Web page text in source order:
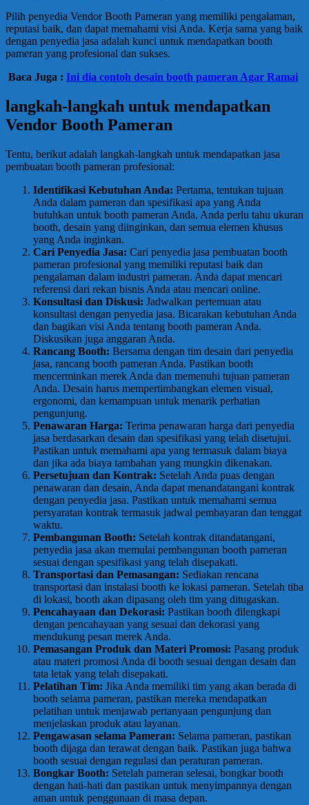
Pilih penyedia Vendor Booth Pameran yang memiliki pengalaman,
reputasi baik, dan dapat memahami visi Anda. Kerja sama yang baik
dengan penyedia jasa adalah kunci untuk mendapatkan booth
pameran yang profesional dan sukses.
Baca Juga : Ini dia contoh desain booth pameran Agar Ramai
langkah-langkah untuk mendapatkan
Vendor Booth Pameran
Tentu, berikut adalah langkah-langkah untuk mendapatkan jasa
pembuatan booth pameran profesional:
Identifikasi Kebutuhan Anda: Pertama, tentukan tujuan
Anda dalam pameran dan spesifikasi apa yang Anda
butuhkan untuk booth pameran Anda. Anda perlu tahu ukuran
booth, desain yang diinginkan, dan semua elemen khusus
yang Anda inginkan.
Cari Penyedia Jasa: Cari penyedia jasa pembuatan booth
pameran profesional yang memiliki reputasi baik dan
pengalaman dalam industri pameran. Anda dapat mencari
referensi dari rekan bisnis Anda atau mencari online.
Konsultasi dan Diskusi: Jadwalkan pertemuan atau
konsultasi dengan penyedia jasa. Bicarakan kebutuhan Anda
dan bagikan visi Anda tentang booth pameran Anda.
Diskusikan juga anggaran Anda.
Rancang Booth: Bersama dengan tim desain dari penyedia
jasa, rancang booth pameran Anda. Pastikan booth
mencerminkan merek Anda dan memenuhi tujuan pameran
Anda. Desain harus mempertimbangkan elemen visual,
ergonomi, dan kemampuan untuk menarik perhatian
pengunjung.
Penawaran Harga: Terima penawaran harga dari penyedia
jasa berdasarkan desain dan spesifikasi yang telah disetujui.
Pastikan untuk memahami apa yang termasuk dalam biaya
dan jika ada biaya tambahan yang mungkin dikenakan.
Persetujuan dan Kontrak: Setelah Anda puas dengan
penawaran dan desain, Anda dapat menandatangani kontrak
dengan penyedia jasa. Pastikan untuk memahami semua
persyaratan kontrak termasuk jadwal pembayaran dan tenggat
waktu.
Pembangunan Booth: Setelah kontrak ditandatangani,
penyedia jasa akan memulai pembangunan booth pameran
sesuai dengan spesifikasi yang telah disepakati.
Transportasi dan Pemasangan: Sediakan rencana
transportasi dan instalasi booth ke lokasi pameran. Setelah tiba
di lokasi, booth akan dipasang oleh tim yang ditugaskan.
Pencahayaan dan Dekorasi: Pastikan booth dilengkapi
dengan pencahayaan yang sesuai dan dekorasi yang
mendukung pesan merek Anda.
Pemasangan Produk dan Materi Promosi: Pasang produk
atau materi promosi Anda di booth sesuai dengan desain dan
tata letak yang telah disepakati.
Pelatihan Tim: Jika Anda memiliki tim yang akan berada di
booth selama pameran, pastikan mereka mendapatkan
pelatihan untuk menjawab pertanyaan pengunjung dan
menjelaskan produk atau layanan.
Pengawasan selama Pameran: Selama pameran, pastikan
booth dijaga dan terawat dengan baik. Pastikan juga bahwa
booth sesuai dengan regulasi dan peraturan pameran.
Bongkar Booth: Setelah pameran selesai, bongkar booth
dengan hati-hati dan pastikan untuk menyimpannya dengan
aman untuk penggunaan di masa depan.